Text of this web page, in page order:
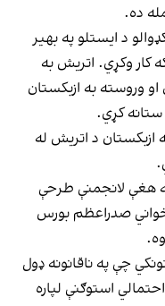
ده.
د ایستلو په بهیر
کار وکړي. اتریش به
وروسته به ازبکستان
کړي.
د اتریش له
له هغې لانجمنې طرحې
۲۰۲۲کال کې د پخواني صدراعظم بورس
چې په ناقانونه ډول
استوګنې لپاره